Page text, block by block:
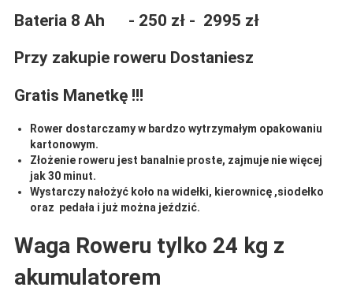
Bateria 8 Ah - 250 zł - 2995 zł
Przy zakupie roweru Dostaniesz
Gratis Manetkę !!!
Rower dostarczamy w bardzo wytrzymałym opakowaniu
kartonowym.
Złożenie roweru jest banalnie proste, zajmuje nie więcej
jak 30 minut.
Wystarczy nałożyć koło na widełki, kierownicę ,siodełko
oraz pedała i już można jeździć.
Waga Roweru tylko 24 kg z
akumulatorem